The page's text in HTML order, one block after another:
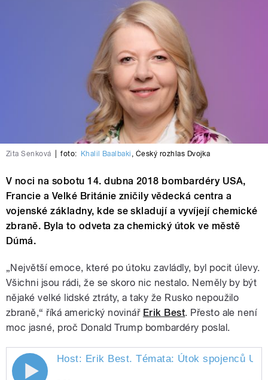
Zita Senková foto: Khalil Baalbaki , Český rozhlas Dvojka
V noci na sobotu 14. dubna 2018 bombardéry USA,
Francie a Velké Británie zničily vědecká centra a
vojenské základny, kde se skladují a vyvíjejí chemické
zbraně. Byla to odveta za chemický útok ve městě
Dúmá.
„Největší emoce, které po útoku zavládly, byl pocit úlevy.
Všichni jsou rádi, že se skoro nic nestalo. Neměly by být
nějaké velké lidské ztráty, a taky že Rusko nepoužilo
zbraně,“ říká americký novinář Erik Best. Přesto ale není
moc jasné, proč Donald Trump bombardéry poslal.
Host: Erik Best. Témata: Útok spojenců